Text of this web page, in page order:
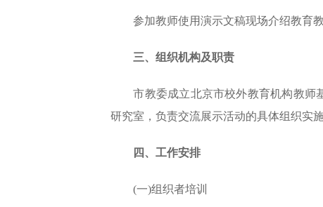
参加教师使用演示文稿现场介绍教育教
三、组织机构及职责
市教委成立北京市校外教育机构教师基
研究室，负责交流展示活动的具体组织实
四、工作安排
(一)组织者培训